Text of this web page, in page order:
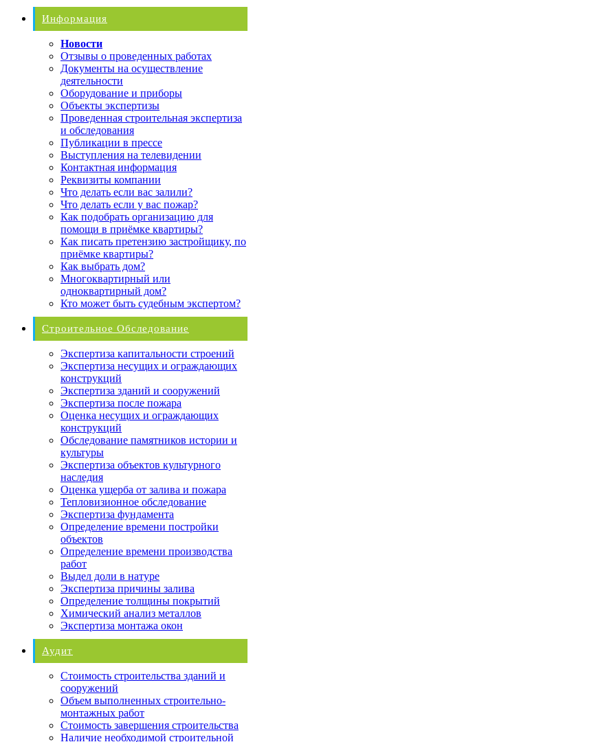
Информация
Новости
Отзывы о проведенных работах
Документы на осуществление
деятельности
Оборудование и приборы
Объекты экспертизы
Проведенная строительная экспертиза
и обследования
Публикации в прессе
Выступления на телевидении
Контактная информация
Реквизиты компании
Что делать если вас залили?
Что делать если у вас пожар?
Как подобрать организацию для
помощи в приёмке квартиры?
Как писать претензию застройщику, по
приёмке квартиры?
Как выбрать дом?
Многоквартирный или
одноквартирный дом?
Кто может быть судебным экспертом?
Строительное Обследование
Экспертиза капитальности строений
Экспертиза несущих и ограждающих
конструкций
Экспертиза зданий и сооружений
Экспертиза после пожара
Оценка несущих и ограждающих
конструкций
Обследование памятников истории и
культуры
Экспертиза объектов культурного
наследия
Оценка ущерба от залива и пожара
Тепловизионное обследование
Экспертиза фундамента
Определение времени постройки
объектов
Определение времени производства
работ
Выдел доли в натуре
Экспертиза причины залива
Определение толщины покрытий
Химический анализ металлов
Экспертиза монтажа окон
Аудит
Стоимость строительства зданий и
сооружений
Объем выполненных строительно-
монтажных работ
Стоимость завершения строительства
Наличие необходимой строительной